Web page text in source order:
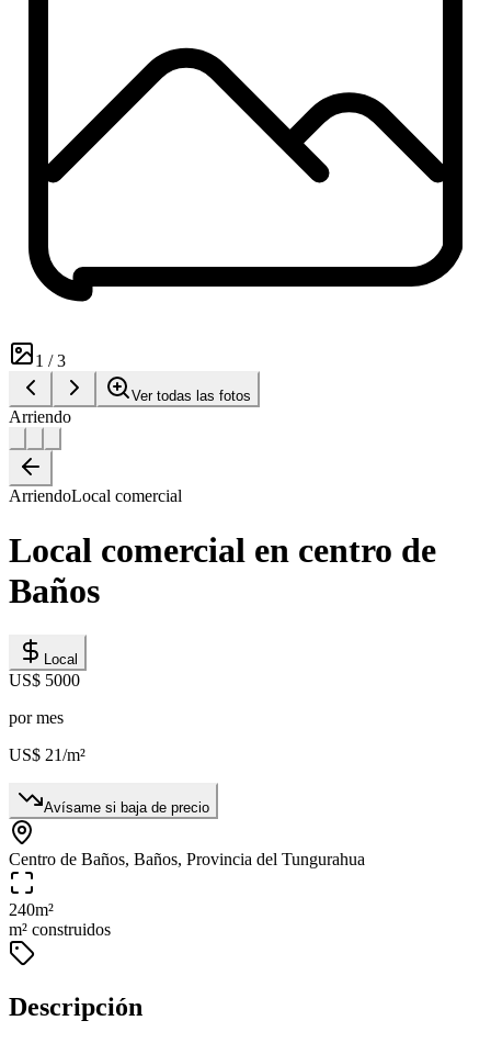
1 /3
Ver todas las fotos
Arriendo
ArriendoLocal comercial
Local comercial en centro de
Baños
Local
US$ 5000
por mes
US$ 21/m²
Avísame si baja de precio
Centro de Baños, Baños, Provincia del Tungurahua
240m²
m² construidos
Descripción